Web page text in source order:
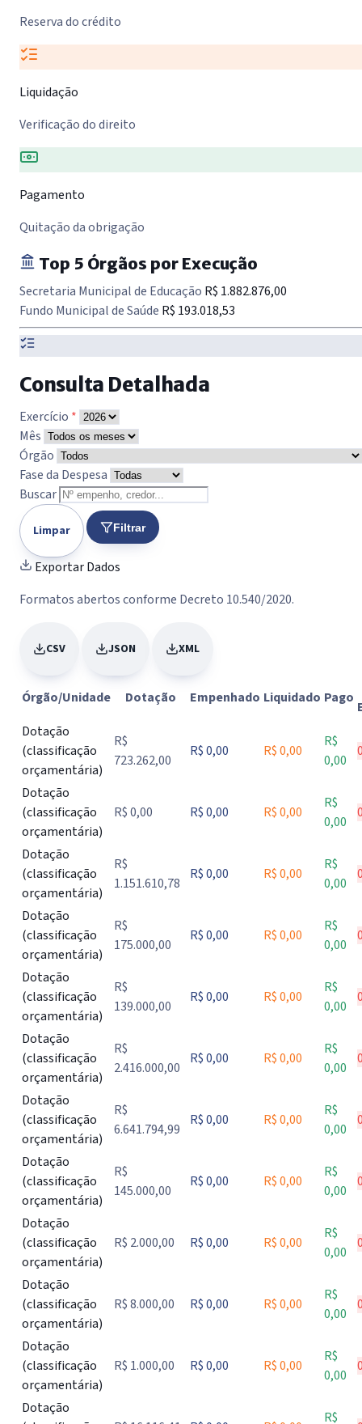
Reserva do crédito
Liquidação
Verificação do direito
Pagamento
Quitação da obrigação
Top 5 Órgãos por Execução
Secretaria Municipal de Educação R$ 1.882.876,00
Fundo Municipal de Saúde R$ 193.018,53
Consulta Detalhada
Exercício *
Mês
Órgão
Fase da Despesa
Buscar
Limpar Filtrar
Exportar Dados
Formatos abertos conforme Decreto 10.540/2020.
CSV JSON XML
Tabela de execução da despesa por órgão ou unidade, com
Órgão/Unidade Dotação Empenhado Liquidado Pago
Dotação
(classificação
orçamentária)
R$
723.262,00
R$ 0,00 R$ 0,00
R$
0,00
Dotação
(classificação
orçamentária)
R$ 0,00 R$ 0,00 R$ 0,00
R$
0,00
Dotação
(classificação
orçamentária)
R$
1.151.610,78
R$ 0,00 R$ 0,00
R$
0,00
Dotação
(classificação
orçamentária)
R$
175.000,00
R$ 0,00 R$ 0,00
R$
0,00
Dotação
(classificação
orçamentária)
R$
139.000,00
R$ 0,00 R$ 0,00
R$
0,00
Dotação
(classificação
orçamentária)
R$
2.416.000,00
R$ 0,00 R$ 0,00
R$
0,00
Dotação
(classificação
orçamentária)
R$
6.641.794,99
R$ 0,00 R$ 0,00
R$
0,00
Dotação
(classificação
orçamentária)
R$
145.000,00
R$ 0,00 R$ 0,00
R$
0,00
Dotação
(classificação
orçamentária)
R$ 2.000,00 R$ 0,00 R$ 0,00
R$
0,00
Dotação
(classificação
orçamentária)
R$ 8.000,00 R$ 0,00 R$ 0,00
R$
0,00
Dotação
(classificação
orçamentária)
R$ 1.000,00 R$ 0,00 R$ 0,00
R$
0,00
Dotação
R$